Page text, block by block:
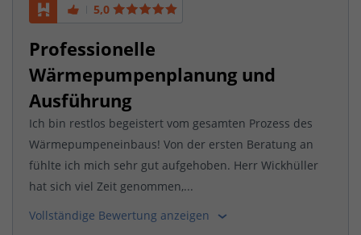
5,0
Professionelle
Wärmepumpenplanung und
Ausführung
Ich bin restlos begeistert vom gesamten Prozess des
Wärmepumpeneinbaus! Von der ersten Beratung an
fühlte ich mich sehr gut aufgehoben. Herr Wickhüller
hat sich viel Zeit genommen,...
Vollständige Bewertung anzeigen